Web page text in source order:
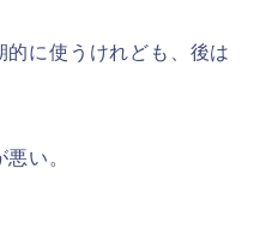
に使うけれども、後は
い。